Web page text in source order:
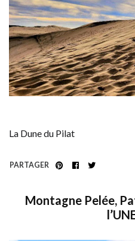
La Dune du Pilat
PARTAGER
Montagne Pelée,